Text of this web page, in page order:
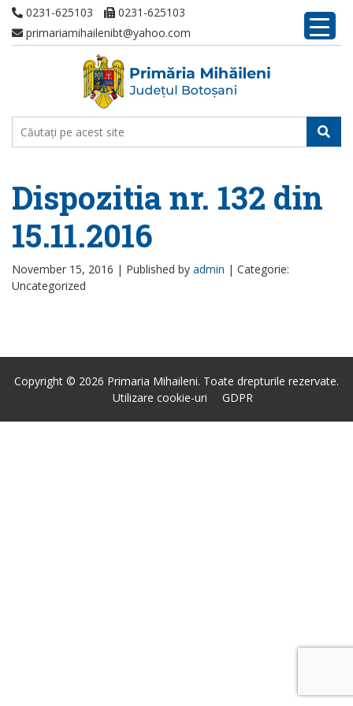
0231-625103
0231-625103
primariamihailenibt@yahoo.com
Dispozitia nr. 132 din
15.11.2016
November 15, 2016 | Published by admin | Categorie:
Uncategorized
Copyright © 2026 Primaria Mihaileni. Toate drepturile rezervate.
Utilizare cookie-uri
GDPR